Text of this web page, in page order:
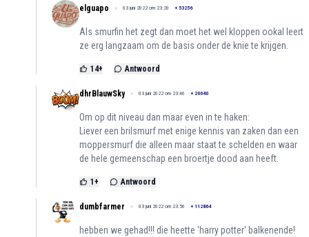
elguapo 03 juni 2022 om 23:20 + 53256
Als smurfin het zegt dan moet het wel kloppen ookal leert
ze erg langzaam om de basis onder de knie te krijgen.
14+ Antwoord
dhrBlauwSky 03 juni 2022 om 23:46 + 20040
Om op dit niveau dan maar even in te haken:
Liever een brilsmurf met enige kennis van zaken dan een
moppersmurf die alleen maar staat te schelden en waar
de hele gemeenschap een broertje dood aan heeft.
1 + Antwoord
dumbfarmer 03 juni 2022 om 23:56 + 112864
hebben we gehad!!! die heette 'harry potter' balkenende!